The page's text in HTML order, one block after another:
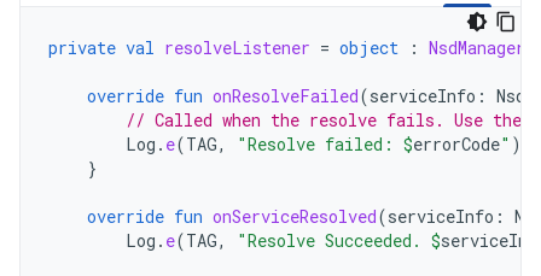
private val resolveListener = object : NsdManager
override fun onResolveFailed(serviceInfo :
// Called when the resolve fails. Use the
Log . e(TAG, "Resolve failed: $errorCode" )
}
override fun onServiceResolved(serviceInfo :
Log . e(TAG, "Resolve Succeeded. $